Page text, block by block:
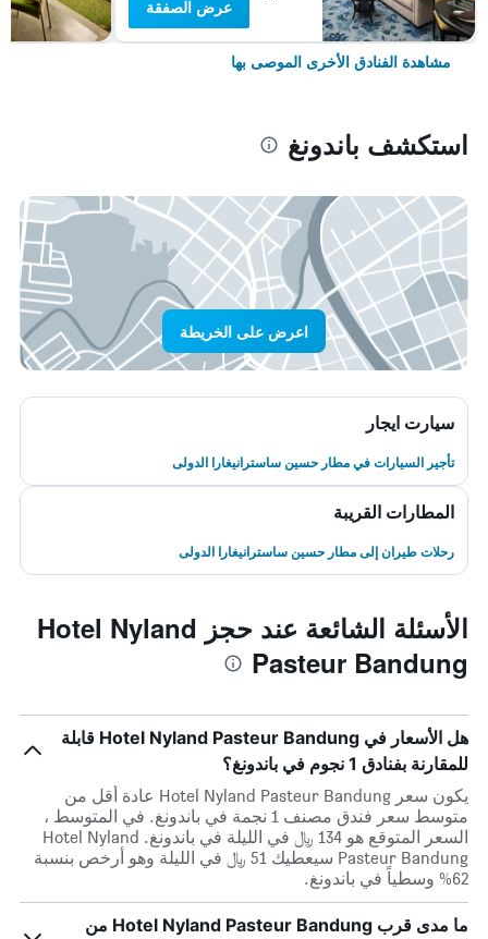
عرض الصفقة
مشاهدة الفنادق الأخرى الموصى بها
استكشف باندونغ
اعرض على الخريطة
سيارت ايجار
تأجير السيارات في مطار حسين ساسترانيغارا الدولى
المطارات القريبة
رحلات طيران إلى مطار حسين ساسترانيغارا الدولى
الأسئلة الشائعة عند حجز Hotel Nyland
Pasteur Bandung
هل الأسعار في Hotel Nyland Pasteur Bandung قابلة
للمقارنة بفنادق 1 نجوم في باندونغ؟
يكون سعر Hotel Nyland Pasteur Bandung عادة أقل من
متوسط ​​سعر فندق مصنف 1 نجمة في باندونغ. في المتوسط ،
السعر المتوقع هو 134 ﷼ في الليلة في باندونغ. Hotel Nyland
Pasteur Bandung سيعطيك 51 ﷼ في الليلة وهو أرخص بنسبة
62% وسطياً في باندونغ.
ما مدى قرب Hotel Nyland Pasteur Bandung من